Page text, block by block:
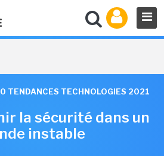
TENDANCES TECHNOLOGIES 2021
la sécurité dans un
instable